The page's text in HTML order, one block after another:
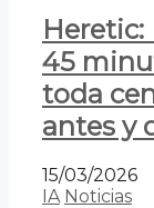
45
toda
antes y
15/03/2026
IA Noticias